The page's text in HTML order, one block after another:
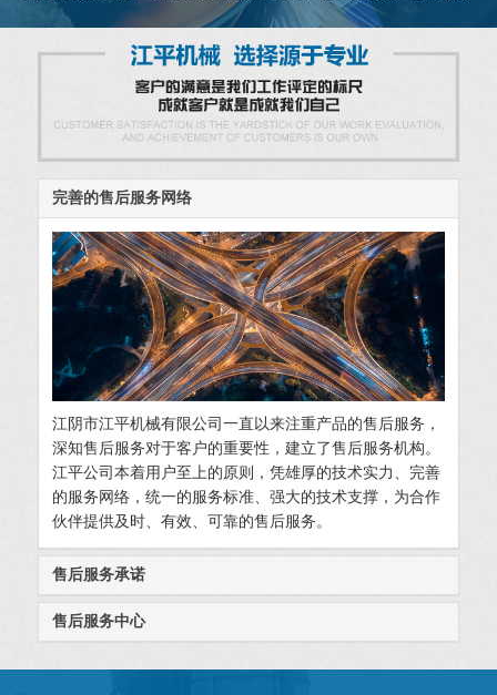
完善的售后服务网络
江阴市江平机械有限公司一直以来注重产品的售后服务，
深知售后服务对于客户的重要性，建立了售后服务机构。
江平公司本着用户至上的原则，凭雄厚的技术实力、完善
的服务网络，统一的服务标准、强大的技术支撑，为合作
伙伴提供及时、有效、可靠的售后服务。
售后服务承诺
售后服务中心